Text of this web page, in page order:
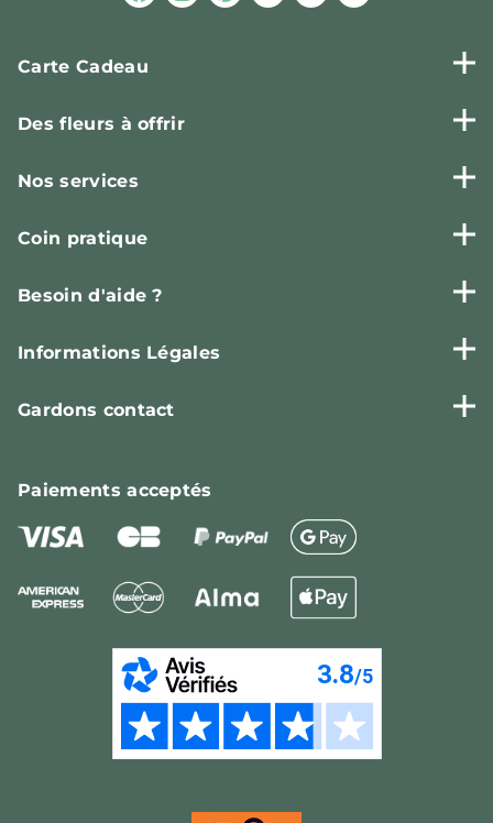
Carte Cadeau
Des fleurs à offrir
Nos services
Coin pratique
Besoin d'aide ?
Informations Légales
Gardons contact
Paiementsacceptés